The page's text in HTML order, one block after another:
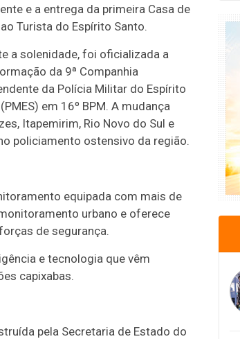
e a entrega da primeira Casa de
Turista do Espírito Santo.
a solenidade, foi oficializada a
da 9ª Companhia
da Polícia Militar do Espírito
em 16º BPM. A mudança
Itapemirim, Rio Novo do Sul e
policiamento ostensivo da região.
equipada com mais de
urbano e oferece
de segurança.
e tecnologia que vêm
capixabas.
pela Secretaria de Estado do